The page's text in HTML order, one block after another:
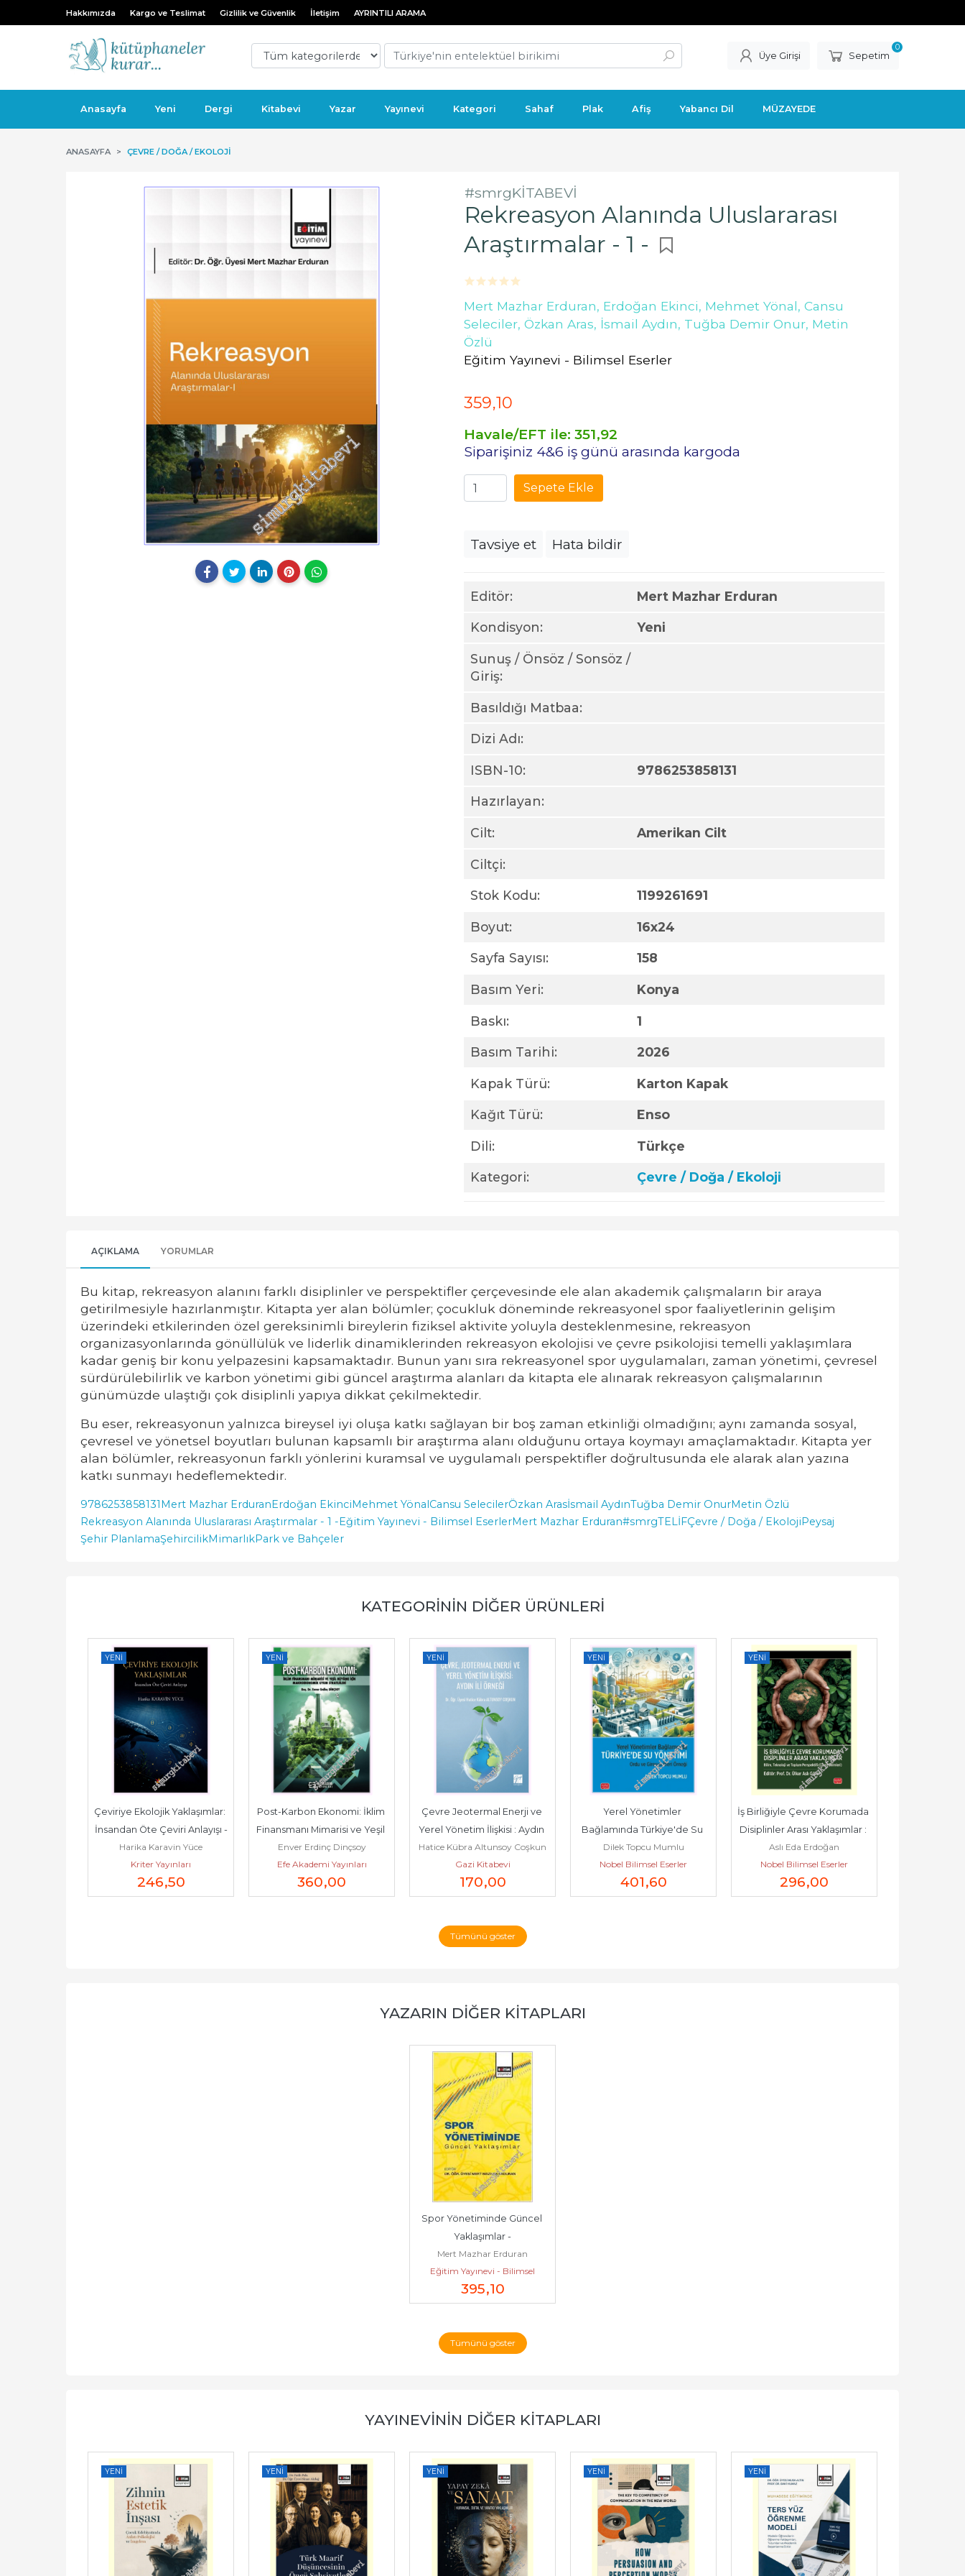
Hakkımızda Kargo ve Teslimat Gizlilik ve Güvenlik İletişim AYRINTILI ARAMA
Üye Girişi Sepetim
0
Anasayfa Yeni Dergi Kitabevi Yazar Yayınevi Kategori Sahaf Plak Afiş Yabancı Dil MÜZAYEDE
ANASAYFA ÇEVRE / DOĞA / EKOLOJI
#smrgKİTABEVİ
Rekreasyon Alanında Uluslararası
Araştırmalar - 1 -
Mert Mazhar Erduran, Erdoğan Ekinci, Mehmet Yönal, Cansu
Seleciler, Özkan Aras, İsmail Aydın, Tuğba Demir Onur, Metin
Özlü
Eğitim Yayınevi - Bilimsel Eserler
Editör: Mert Mazhar Erduran
Kondisyon: Yeni
Sunuş / Önsöz / Sonsöz /
Giriş:
Basıldığı Matbaa:
Dizi Adı:
ISBN-10: 9786253858131
Hazırlayan:
Cilt: Amerikan Cilt
Ciltçi:
Stok Kodu: 1199261691
Boyut: 16x24
Sayfa Sayısı: 158
Basım Yeri: Konya
Baskı: 1
Basım Tarihi: 2026
Kapak Türü: Karton Kapak
Kağıt Türü: Enso
Dili: Türkçe
Kategori: Çevre / Doğa / Ekoloji
359,10
Havale/EFT ile: 351,92
Siparişiniz 4&6 iş günü arasında kargoda
Sepete Ekle
Tavsiye et Hata bildir
AÇIKLAMA YORUMLAR
Bu kitap, rekreasyon alanını farklı disiplinler ve perspektifler çerçevesinde ele alan akademik çalışmaların bir araya
getirilmesiyle hazırlanmıştır. Kitapta yer alan bölümler; çocukluk döneminde rekreasyonel spor faaliyetlerinin gelişim
üzerindeki etkilerinden özel gereksinimli bireylerin fiziksel aktivite yoluyla desteklenmesine, rekreasyon
organizasyonlarında gönüllülük ve liderlik dinamiklerinden rekreasyon ekolojisi ve çevre psikolojisi temelli yaklaşımlara
kadar geniş bir konu yelpazesini kapsamaktadır. Bunun yanı sıra rekreasyonel spor uygulamaları, zaman yönetimi, çevresel
sürdürülebilirlik ve karbon yönetimi gibi güncel araştırma alanları da kitapta ele alınarak rekreasyon çalışmalarının
günümüzde ulaştığı çok disiplinli yapıya dikkat çekilmektedir.
Bu eser, rekreasyonun yalnızca bireysel iyi oluşa katkı sağlayan bir boş zaman etkinliği olmadığını; aynı zamanda sosyal,
çevresel ve yönetsel boyutları bulunan kapsamlı bir araştırma alanı olduğunu ortaya koymayı amaçlamaktadır. Kitapta yer
alan bölümler, rekreasyonun farklı yönlerini kuramsal ve uygulamalı perspektifler doğrultusunda ele alarak alan yazına
katkı sunmayı hedeflemektedir.
9786253858131Mert Mazhar ErduranErdoğan EkinciMehmet YönalCansu SelecilerÖzkan Arasİsmail AydınTuğba Demir OnurMetin Özlü
Rekreasyon Alanında Uluslararası Araştırmalar - 1 -Eğitim Yayınevi - Bilimsel EserlerMert Mazhar Erduran#smrgTELİFÇevre / Doğa / EkolojiPeysaj
Şehir PlanlamaŞehircilikMimarlıkPark ve Bahçeler
KATEGORININ DIĞER ÜRÜNLERI
Çeviriye Ekolojik Yaklaşımlar:
İnsandan Öte Çeviri Anlayışı -
Harika Karavin Yüce
Kriter Yayınları
,50
Post-Karbon Ekonomi: İklim
Finansmanı Mimarisi ve Yeşil
Büyüme İçin...
Enver Erdinç Dinçsoy
Efe Akademi Yayınları
,00
Çevre Jeotermal Enerji ve
Yerel Yönetim İlişkisi : Aydın
İli Örneği  -
Hatice Kübra Altunsoy Coşkun
Gazi Kitabevi
,00
Yerel Yönetimler
Bağlamında Türkiye'de Su
Yönetimi -
Dilek Topcu Mumlu
Nobel Bilimsel Eserler
,60
İş Birliğiyle Çevre Korumada
Disiplinler Arası Yaklaşımlar :
Bilim...
Aslı Eda Erdoğan
Nobel Bilimsel Eserler
,00
Sürdürülebilirlik
Tümünü göster
YAZARIN DIĞER KITAPLARI
Spor Yönetiminde Güncel
Yaklaşımlar -
Mert Mazhar Erduran
Eğitim Yayınevi - Bilimsel
Eserler
395,10
Tümünü göster
YAYINEVININ DIĞER KITAPLARI
YENI YENI YENI YENI YENI